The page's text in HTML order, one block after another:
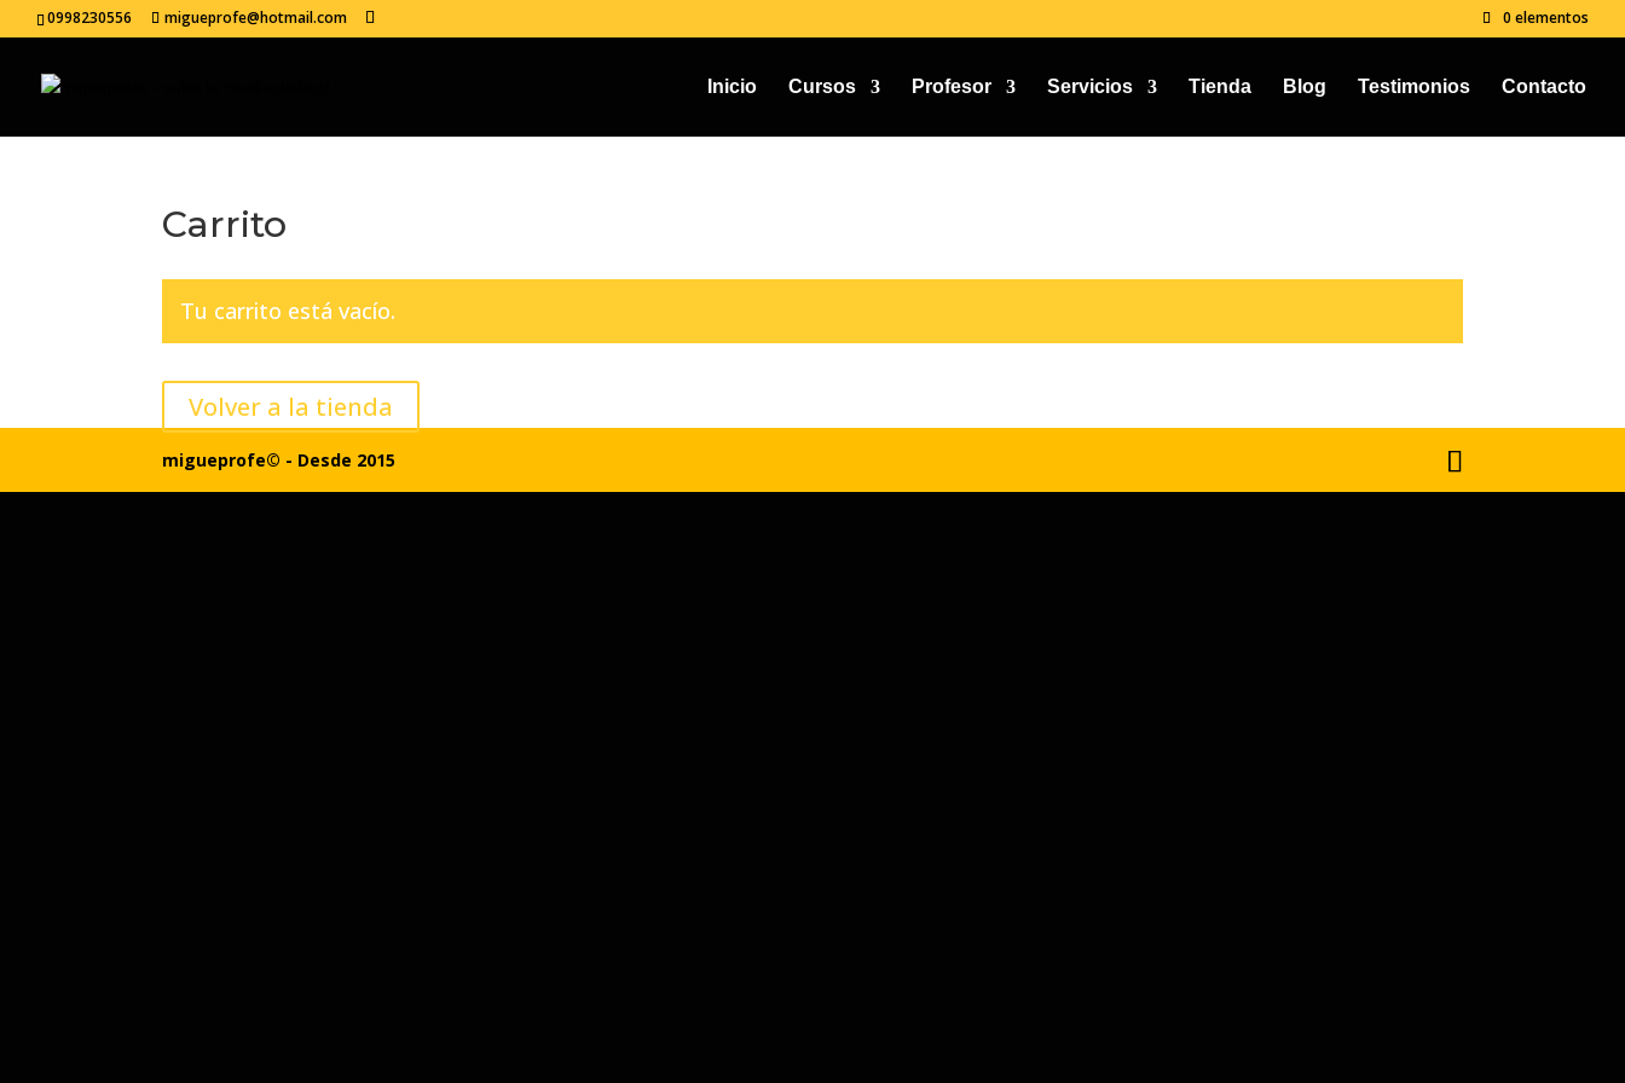
0998230556 migueprofe@hotmail.com 0 elementos
Inicio Cursos Profesor Servicios Tienda Blog Testimonios Contacto
Carrito
Tu carrito está vacío.
Volver a la tienda
migueprofe© - Desde 2015